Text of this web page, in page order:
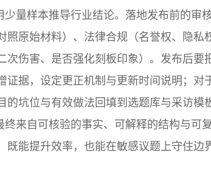
量样本推导行业结论。落地发布前的审
原始材料）、法律合规（名誉权、隐私
伤害、是否强化刻板印象）。发布后要
证据，设定更正机制与更新时间说明；对
坑位与有效做法回填到选题库与采访模
来自可核验的事实、可解释的结构与可
能提升效率，也能在敏感议题上守住边